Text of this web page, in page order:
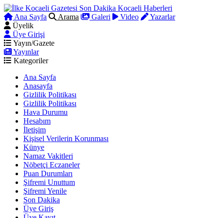
Ana Sayfa Arama Galeri Video
Yazarlar
Üyelik
Üye Girişi
Yayın/Gazete
Yayınlar
Kategoriler
Ana Sayfa
Anasayfa
Gizlilik Politikası
Gizlilik Politikası
Hava Durumu
Hesabım
İletişim
Kişisel Verilerin Korunması
Künye
Namaz Vakitleri
Nöbetçi Eczaneler
Puan Durumları
Şifremi Unuttum
Şifremi Yenile
Son Dakika
Üye Giriş